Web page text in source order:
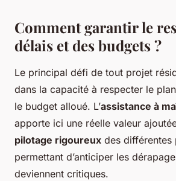
Comment garantir le
délais et des budgets ?
Le principal défi de tout projet
dans la capacité à respecter le
le budget alloué. L’assistance à
apporte ici une réelle valeur
pilotage rigoureux des différentes
permettant d’anticiper les
deviennent critiques.